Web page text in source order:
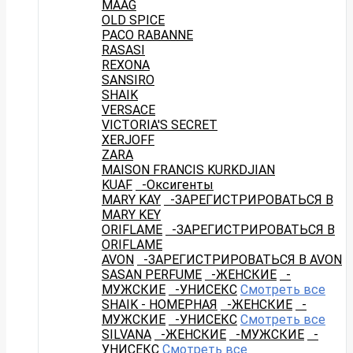
MAAG
OLD SPICE
PACO RABANNE
RASASI
REXONA
SANSIRO
SHAIK
VERSACE
VICTORIA'S SECRET
XERJOFF
ZARA
MAISON FRANCIS KURKDJIAN
KUAF
-Оксигенты
MARY KAY
-ЗАРЕГИСТРИРОВАТЬСЯ В
MARY KEY
ORIFLAME
-ЗАРЕГИСТРИРОВАТЬСЯ В
ORIFLAME
AVON
-ЗАРЕГИСТРИРОВАТЬСЯ В AVON
SASAN PERFUME
-ЖЕНСКИЕ
-
МУЖСКИЕ
-УНИСЕКС Смотреть все
SHAIK - НОМЕРНАЯ
-ЖЕНСКИЕ
-
МУЖСКИЕ
-УНИСЕКС Смотреть все
SILVANA
-ЖЕНСКИЕ -МУЖСКИЕ
-
УНИСЕКС Смотреть все